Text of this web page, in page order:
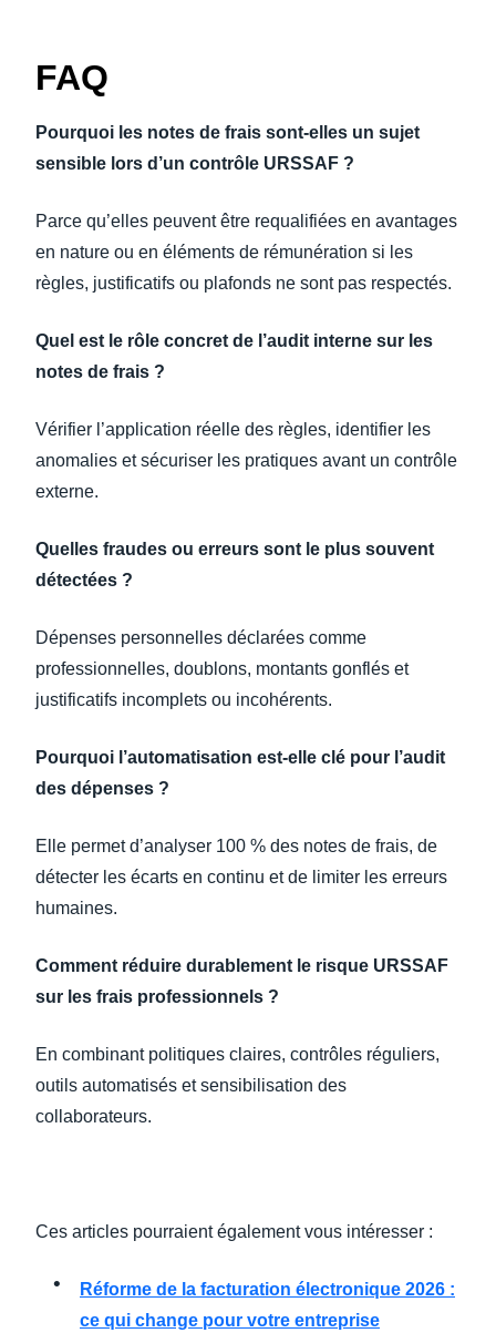
FAQ
Pourquoi les notes de frais sont-elles un sujet
sensible lors d’un contrôle URSSAF ?
Parce qu’elles peuvent être requalifiées en avantages
en nature ou en éléments de rémunération si les
règles, justificatifs ou plafonds ne sont pas respectés.
Quel est le rôle concret de l’audit interne sur les
notes de frais ?
Vérifier l’application réelle des règles, identifier les
anomalies et sécuriser les pratiques avant un contrôle
externe.
Quelles fraudes ou erreurs sont le plus souvent
détectées ?
Dépenses personnelles déclarées comme
professionnelles, doublons, montants gonflés et
justificatifs incomplets ou incohérents.
Pourquoi l’automatisation est-elle clé pour l’audit
des dépenses ?
Elle permet d’analyser 100 % des notes de frais, de
détecter les écarts en continu et de limiter les erreurs
humaines.
Comment réduire durablement le risque URSSAF
sur les frais professionnels ?
En combinant politiques claires, contrôles réguliers,
outils automatisés et sensibilisation des
collaborateurs.
Ces articles pourraient également vous intéresser :
Réforme de la facturation électronique 2026 :
ce qui change pour votre entreprise